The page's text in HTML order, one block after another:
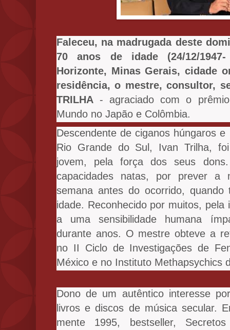
Faleceu, na madrugada deste
70 anos de idade (24/12/
Horizonte, Minas Gerais, cidade
residência, o mestre, consultor,
TRILHA - agraciado com o
Mundo no Japão e Colômbia.
Descendente de ciganos húngaros
Rio Grande do Sul, Ivan Trilha,
jovem, pela força dos seus
capacidades natas, por prever a
semana antes do ocorrido,
idade. Reconhecido por muitos, pela
a uma sensibilidade humana
durante anos. O mestre obteve a
no II Ciclo de Investigações de
México e no Instituto Methapsychics
Dono de um autêntico interesse
livros e discos de música secular.
mente 1995, bestseller,